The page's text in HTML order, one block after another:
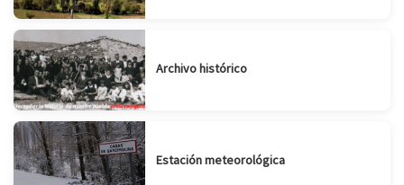
Archivo histórico
Estación meteorológica